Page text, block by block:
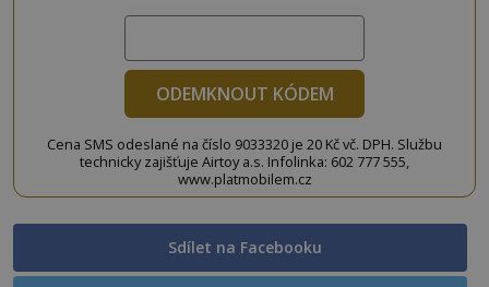
ODEMKNOUT KÓDEM
Cena SMS odeslané na číslo 9033320 je 20 Kč vč. DPH. Službu
technicky zajišťuje Airtoy a.s. Infolinka: 602 777 555,
www.platmobilem.cz
Sdílet na Facebooku